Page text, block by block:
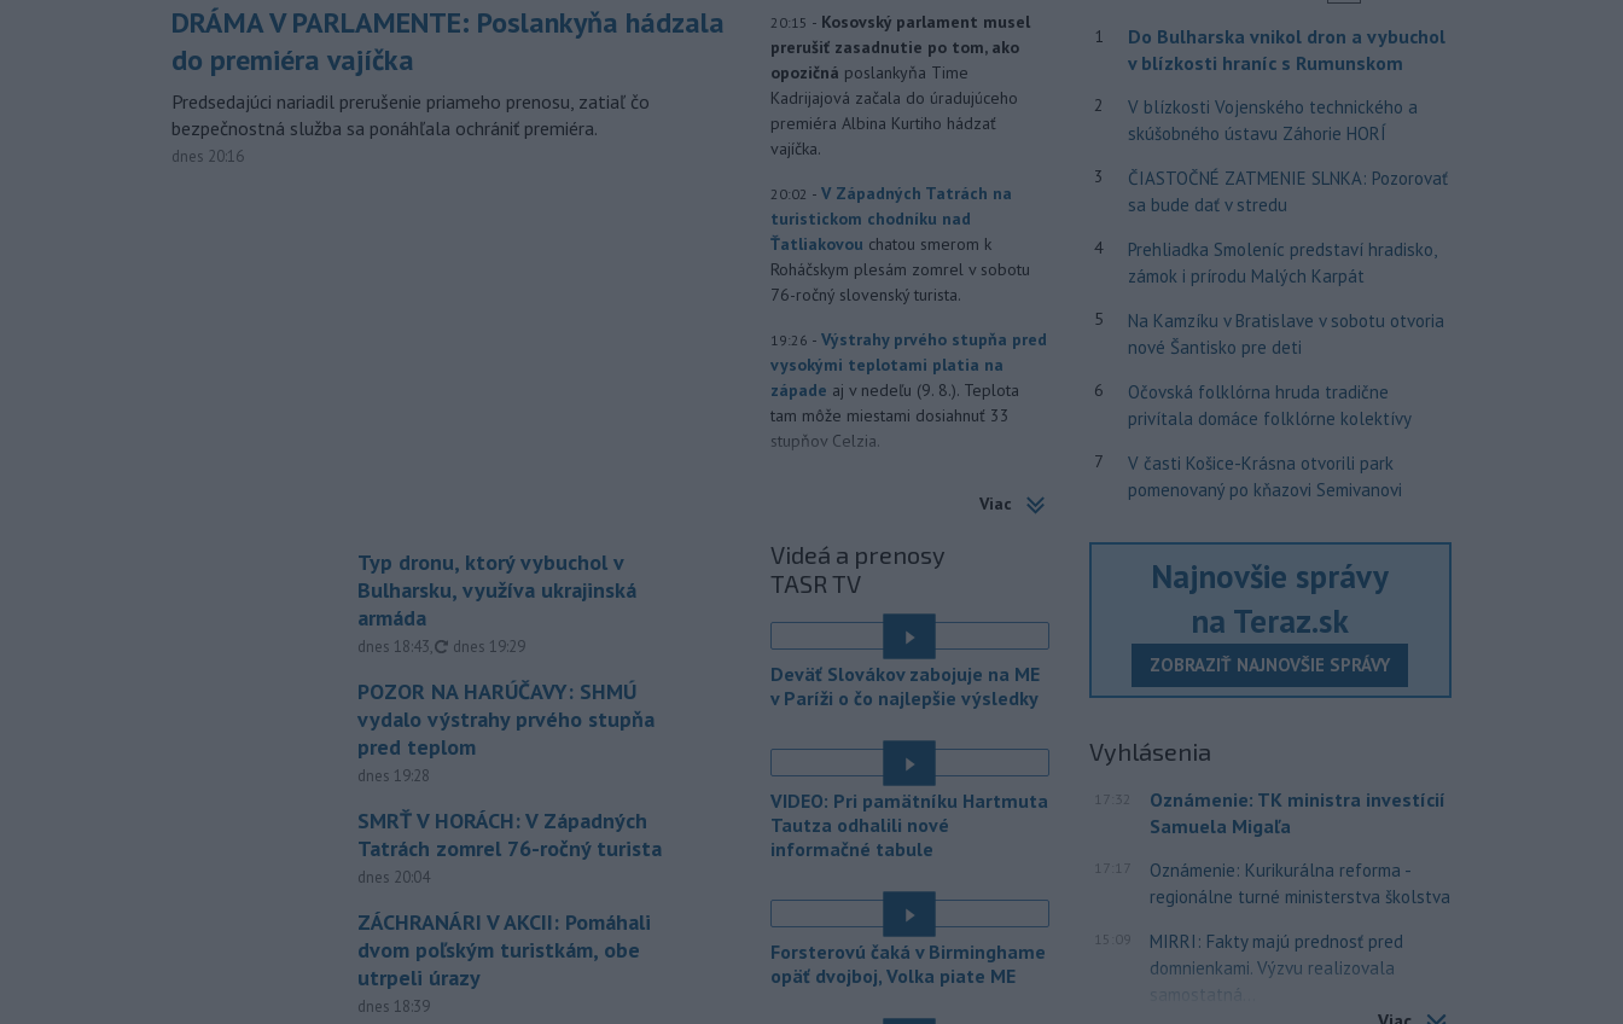
DRÁMA V PARLAMENTE: Poslankyňa hádzala
do premiéra vajíčka
Predsedajúci nariadil prerušenie priameho prenosu, zatiaľ čo
bezpečnostná služba sa ponáhľala ochrániť premiéra.
dnes 20:16
Typ dronu, ktorý vybuchol v
Bulharsku, využíva ukrajinská
armáda
dnes 18:43, aktualizované
dnes 19:29
POZOR NA HARÚČAVY: SHMÚ
vydalo výstrahy prvého stupňa
pred teplom
dnes 19:28
SMRŤ V HORÁCH: V Západných
Tatrách zomrel 76-ročný turista
dnes 20:04
ZÁCHRANÁRI V AKCII: Pomáhali
dvom poľským turistkám, obe
utrpeli úrazy
dnes 18:39
20:15 - Kosovský parlament musel
prerušiť zasadnutie po tom, ako
opozičná poslankyňa Time
Kadrijajová začala do úradujúceho
premiéra Albina Kurtiho hádzať
vajíčka.
20:02 - V Západných Tatrách na
turistickom chodníku nad
Ťatliakovou chatou smerom k
Roháčskym plesám zomrel v sobotu
76-ročný slovenský turista.
19:26 - Výstrahy prvého stupňa pred
vysokými teplotami platia na
západe aj v nedeľu (9. 8.). Teplota
tam môže miestami dosiahnuť 33
stupňov Celzia.
Hormuzskom prielive prebiehajú v
oznámil Omán.
infiltrovali do libanonskej
Zawtar al-Gharbíja a vybudovali tam
val. Dedina je súčasťou tzv. pilotných
zón, izraelská armáda sa z nej v júli
19:17 - Building Information
Modeling) už nie je vízia
budúcnosti, ale zásadne
stavania.
19:07 - Horskí záchranári z
Oblastného strediska Horskej
Viac
Videá a prenosy
TASR TV
Deväť Slovákov zabojuje na ME
v Paríži o čo najlepšie výsledky
VIDEO: Pri pamätníku Hartmuta
Tautza odhalili nové
informačné tabule
Forsterovú čaká v Birminghame
opäť dvojboj, Volka piate ME
1
Do Bulharska vnikol dron a vybuchol
v blízkosti hraníc s Rumunskom
2
V blízkosti Vojenského technického a
skúšobného ústavu Záhorie HORÍ
3
ČIASTOČNÉ ZATMENIE SLNKA: Pozorovať
sa bude dať v stredu
4
Prehliadka Smoleníc predstaví hradisko,
zámok i prírodu Malých Karpát
5
Na Kamzíku v Bratislave v sobotu otvoria
nové Šantisko pre deti
6
Očovská folklórna hruda tradične
privítala domáce folklórne kolektívy
7
V časti Košice-Krásna otvorili park
pomenovaný po kňazovi Semivanovi
Najnovšie správy
na Teraz.sk
ZOBRAZIŤ NAJNOVŠIE SPRÁVY
Vyhlásenia
17:32
Oznámenie: TK ministra investícií
Samuela Migaľa
17:17
Oznámenie: Kurikurálna reforma -
regionálne turné ministerstva školstva
15:09
MIRRI: Fakty majú prednosť pred
domnienkami. Výzvu realizovala
samostatná...